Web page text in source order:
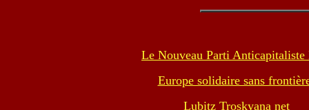
Le Nouveau Parti Anticapitaliste
Europe solidaire sans
Lubitz Troskyana net